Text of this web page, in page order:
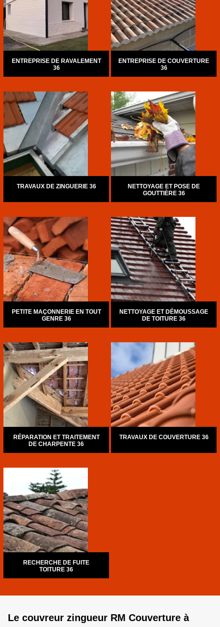
ENTREPRISE DE RAVALEMENT
36
ENTREPRISE DE COUVERTURE
36
TRAVAUX DE ZINGUERIE 36
NETTOYAGE ET POSE DE
GOUTTIÈRE 36
PETITE MAÇONNERIE EN TOUT
GENRE 36
NETTOYAGE ET DÉMOUSSAGE
DE TOITURE 36
RÉPARATION ET TRAITEMENT
DE CHARPENTE 36
TRAVAUX DE COUVERTURE 36
RECHERCHE DE FUITE
TOITURE 36
Le couvreur zingueur RM Couverture à